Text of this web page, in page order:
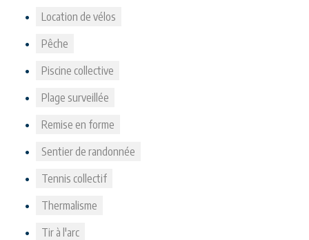
Location de vélos
Pêche
Piscine collective
Plage surveillée
Remise en forme
Sentier de randonnée
Tennis collectif
Thermalisme
Tir à l'arc